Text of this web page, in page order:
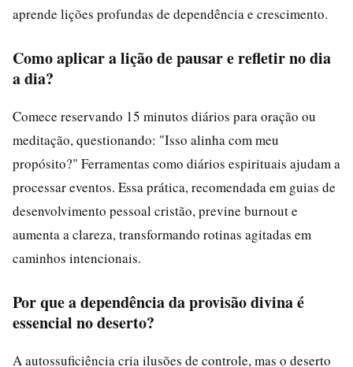
aprende lições profundas de dependência e crescimento.
Como aplicar a lição de pausar e refletir no dia
a dia?
Comece reservando 15 minutos diários para oração ou
meditação, questionando: "Isso alinha com meu
propósito?" Ferramentas como diários espirituais ajudam a
processar eventos. Essa prática, recomendada em guias de
desenvolvimento pessoal cristão, previne burnout e
aumenta a clareza, transformando rotinas agitadas em
caminhos intencionais.
Por que a dependência da provisão divina é
essencial no deserto?
A autossuficiência cria ilusões de controle, mas o deserto